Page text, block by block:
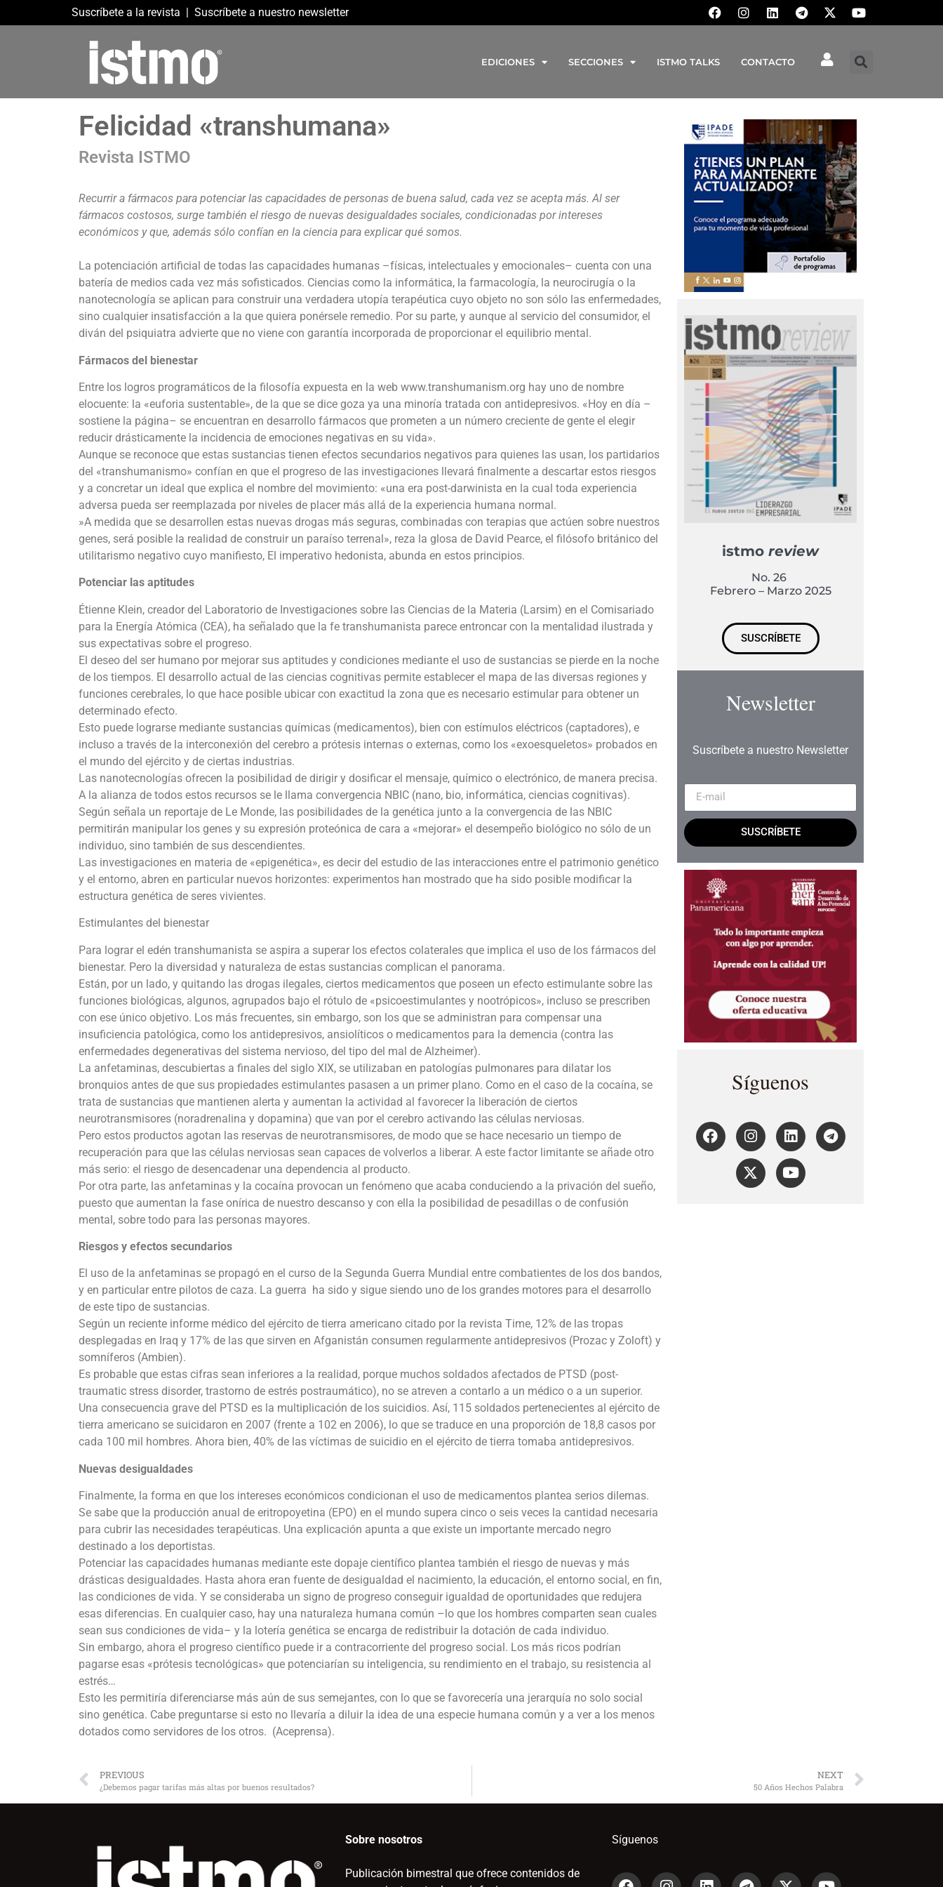
Suscríbete a la revista | Suscríbete a nuestro newsletter
EDICIONES SECCIONES ISTMO TALKS CONTACTO
Felicidad «transhumana»
Revista ISTMO
Recurrir a fármacos para potenciar las capacidades de personas de buena salud, cada vez se acepta más. Al ser
fármacos costosos, surge también el riesgo de nuevas desigualdades sociales, condicionadas por intereses
económicos y que, además sólo confían en la ciencia para explicar qué somos.
La potenciación artificial de todas las capacidades humanas –físicas, intelectuales y emocionales– cuenta con una
batería de medios cada vez más sofisticados. Ciencias como la informática, la farmacología, la neurocirugía o la
nanotecnología se aplican para construir una verdadera utopía terapéutica cuyo objeto no son sólo las enfermedades,
sino cualquier insatisfacción a la que quiera ponérsele remedio. Por su parte, y aunque al servicio del consumidor, el
diván del psiquiatra advierte que no viene con garantía incorporada de proporcionar el equilibrio mental.
Fármacos del bienestar
Entre los logros programáticos de la filosofía expuesta en la web www.transhumanism.org hay uno de nombre
elocuente: la «euforia sustentable», de la que se dice goza ya una minoría tratada con antidepresivos. «Hoy en día –
sostiene la página– se encuentran en desarrollo fármacos que prometen a un número creciente de gente el elegir
reducir drásticamente la incidencia de emociones negativas en su vida».
Aunque se reconoce que estas sustancias tienen efectos secundarios negativos para quienes las usan, los partidarios
del «transhumanismo» confían en que el progreso de las investigaciones llevará finalmente a descartar estos riesgos
y a concretar un ideal que explica el nombre del movimiento: «una era post-darwinista en la cual toda experiencia
adversa pueda ser reemplazada por niveles de placer más allá de la experiencia humana normal.
»A medida que se desarrollen estas nuevas drogas más seguras, combinadas con terapias que actúen sobre nuestros
genes, será posible la realidad de construir un paraíso terrenal», reza la glosa de David Pearce, el filósofo británico del
utilitarismo negativo cuyo manifiesto, El imperativo hedonista, abunda en estos principios.
Potenciar las aptitudes
Étienne Klein, creador del Laboratorio de Investigaciones sobre las Ciencias de la Materia (Larsim) en el Comisariado
para la Energía Atómica (CEA), ha señalado que la fe transhumanista parece entroncar con la mentalidad ilustrada y
sus expectativas sobre el progreso.
El deseo del ser humano por mejorar sus aptitudes y condiciones mediante el uso de sustancias se pierde en la noche
de los tiempos. El desarrollo actual de las ciencias cognitivas permite establecer el mapa de las diversas regiones y
funciones cerebrales, lo que hace posible ubicar con exactitud la zona que es necesario estimular para obtener un
determinado efecto.
Esto puede lograrse mediante sustancias químicas (medicamentos), bien con estímulos eléctricos (captadores), e
incluso a través de la interconexión del cerebro a prótesis internas o externas, como los «exoesqueletos» probados en
el mundo del ejército y de ciertas industrias.
Las nanotecnologías ofrecen la posibilidad de dirigir y dosificar el mensaje, químico o electrónico, de manera precisa.
A la alianza de todos estos recursos se le llama convergencia NBIC (nano, bio, informática, ciencias cognitivas).
Según señala un reportaje de Le Monde, las posibilidades de la genética junto a la convergencia de las NBIC
permitirán manipular los genes y su expresión proteónica de cara a «mejorar» el desempeño biológico no sólo de un
individuo, sino también de sus descendientes.
Las investigaciones en materia de «epigenética», es decir del estudio de las interacciones entre el patrimonio genético
y el entorno, abren en particular nuevos horizontes: experimentos han mostrado que ha sido posible modificar la
estructura genética de seres vivientes.
Estimulantes del bienestar
Para lograr el edén transhumanista se aspira a superar los efectos colaterales que implica el uso de los fármacos del
bienestar. Pero la diversidad y naturaleza de estas sustancias complican el panorama.
Están, por un lado, y quitando las drogas ilegales, ciertos medicamentos que poseen un efecto estimulante sobre las
funciones biológicas, algunos, agrupados bajo el rótulo de «psicoestimulantes y nootrópicos», incluso se prescriben
con ese único objetivo. Los más frecuentes, sin embargo, son los que se administran para compensar una
insuficiencia patológica, como los antidepresivos, ansiolíticos o medicamentos para la demencia (contra las
enfermedades degenerativas del sistema nervioso, del tipo del mal de Alzheimer).
La anfetaminas, descubiertas a finales del siglo XIX, se utilizaban en patologías pulmonares para dilatar los
bronquios antes de que sus propiedades estimulantes pasasen a un primer plano. Como en el caso de la cocaína, se
trata de sustancias que mantienen alerta y aumentan la actividad al favorecer la liberación de ciertos
neurotransmisores (noradrenalina y dopamina) que van por el cerebro activando las células nerviosas.
Pero estos productos agotan las reservas de neurotransmisores, de modo que se hace necesario un tiempo de
recuperación para que las células nerviosas sean capaces de volverlos a liberar. A este factor limitante se añade otro
más serio: el riesgo de desencadenar una dependencia al producto.
Por otra parte, las anfetaminas y la cocaína provocan un fenómeno que acaba conduciendo a la privación del sueño,
puesto que aumentan la fase onírica de nuestro descanso y con ella la posibilidad de pesadillas o de confusión
mental, sobre todo para las personas mayores.
Riesgos y efectos secundarios
El uso de la anfetaminas se propagó en el curso de la Segunda Guerra Mundial entre combatientes de los dos bandos,
y en particular entre pilotos de caza. La guerra ha sido y sigue siendo uno de los grandes motores para el desarrollo
de este tipo de sustancias.
Según un reciente informe médico del ejército de tierra americano citado por la revista Time, 12% de las tropas
desplegadas en Iraq y 17% de las que sirven en Afganistán consumen regularmente antidepresivos (Prozac y Zoloft) y
somníferos (Ambien).
Es probable que estas cifras sean inferiores a la realidad, porque muchos soldados afectados de PTSD (post-
traumatic stress disorder, trastorno de estrés postraumático), no se atreven a contarlo a un médico o a un superior.
Una consecuencia grave del PTSD es la multiplicación de los suicidios. Así, 115 soldados pertenecientes al ejército de
tierra americano se suicidaron en 2007 (frente a 102 en 2006), lo que se traduce en una proporción de 18,8 casos por
cada 100 mil hombres. Ahora bien, 40% de las víctimas de suicidio en el ejército de tierra tomaba antidepresivos.
Nuevas desigualdades
Finalmente, la forma en que los intereses económicos condicionan el uso de medicamentos plantea serios dilemas.
Se sabe que la producción anual de eritropoyetina (EPO) en el mundo supera cinco o seis veces la cantidad necesaria
para cubrir las necesidades terapéuticas. Una explicación apunta a que existe un importante mercado negro
destinado a los deportistas.
Potenciar las capacidades humanas mediante este dopaje científico plantea también el riesgo de nuevas y más
drásticas desigualdades. Hasta ahora eran fuente de desigualdad el nacimiento, la educación, el entorno social, en fin,
las condiciones de vida. Y se consideraba un signo de progreso conseguir igualdad de oportunidades que redujera
esas diferencias. En cualquier caso, hay una naturaleza humana común –lo que los hombres comparten sean cuales
sean sus condiciones de vida– y la lotería genética se encarga de redistribuir la dotación de cada individuo.
Sin embargo, ahora el progreso científico puede ir a contracorriente del progreso social. Los más ricos podrían
pagarse esas «prótesis tecnológicas» que potenciarían su inteligencia, su rendimiento en el trabajo, su resistencia al
estrés…
Esto les permitiría diferenciarse más aún de sus semejantes, con lo que se favorecería una jerarquía no solo social
sino genética. Cabe preguntarse si esto no llevaría a diluir la idea de una especie humana común y a ver a los menos
dotados como servidores de los otros. (Aceprensa).
istmoreview
No. 26
Febrero – Marzo 2025
SUSCRÍBETE
Newsletter
Suscríbete a nuestro Newsletter
SUSCRÍBETE
Síguenos
PREVIOUS
¿Debemos pagar tarifas más altas por buenos resultados?
NEXT
50 Años Hechos Palabra
Sobre nosotros
Publicación bimestral que ofrece contenidos de
Síguenos